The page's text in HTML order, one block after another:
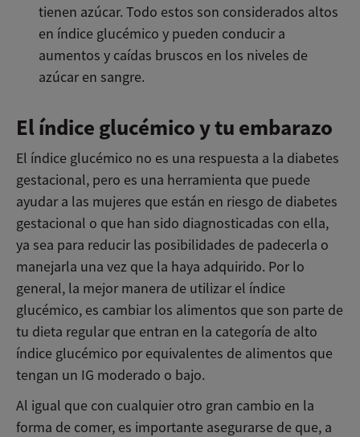
tienen azúcar. Todo estos son considerados altos
en índice glucémico y pueden conducir a
aumentos y caídas bruscos en los niveles de
azúcar en sangre.
El índice glucémico y tu embarazo
El índice glucémico no es una respuesta a la diabetes
gestacional, pero es una herramienta que puede
ayudar a las mujeres que están en riesgo de diabetes
gestacional o que han sido diagnosticadas con ella,
ya sea para reducir las posibilidades de padecerla o
manejarla una vez que la haya adquirido. Por lo
general, la mejor manera de utilizar el índice
glucémico, es cambiar los alimentos que son parte de
tu dieta regular que entran en la categoría de alto
índice glucémico por equivalentes de alimentos que
tengan un IG moderado o bajo.
Al igual que con cualquier otro gran cambio en la
forma de comer, es importante asegurarse de que, a